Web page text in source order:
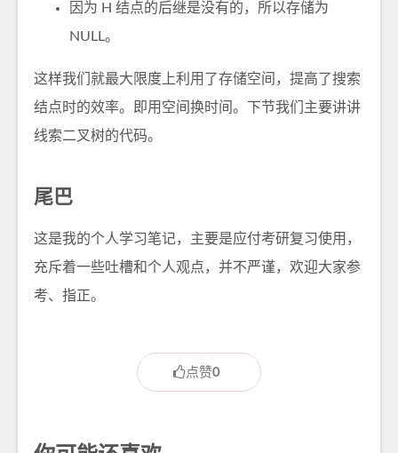
因为 H 结点的后继是没有的，所以存储为
NULL。
这样我们就最大限度上利用了存储空间，提高了搜索
结点时的效率。即用空间换时间。下节我们主要讲讲
线索二叉树的代码。
尾巴
这是我的个人学习笔记，主要是应付考研复习使用，
充斥着一些吐槽和个人观点，并不严谨，欢迎大家参
考、指正。
点赞0